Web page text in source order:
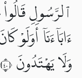
ٱلرَّسُولِ
ءَابَآءَنَآ أَوَلَوْ
وَلَا يَهْتَدُونَ ١٠٤